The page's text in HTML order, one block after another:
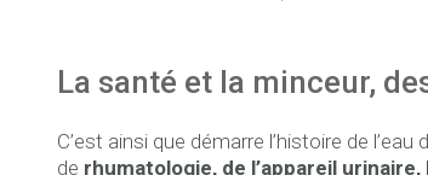
La santé et la minceur,
C’est ainsi que démarre l’histoire de
de rhumatologie, de l’appareil